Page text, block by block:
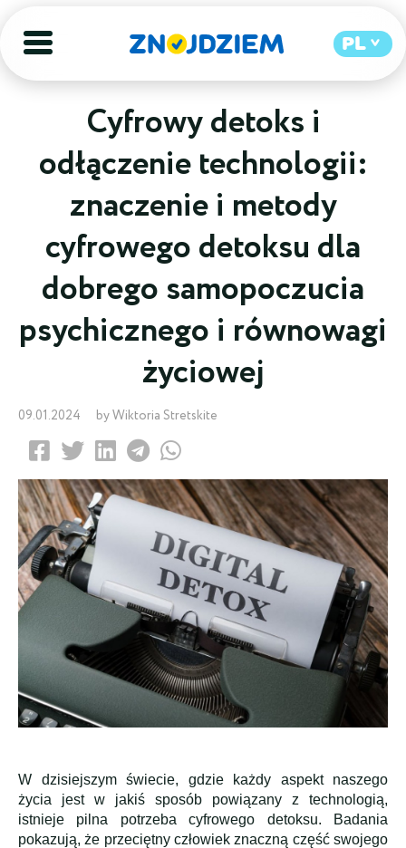
PL
Cyfrowy detoks i
odłączenie technologii:
znaczenie i metody
cyfrowego detoksu dla
dobrego samopoczucia
psychicznego i równowagi
życiowej
09.01.2024 by Wiktoria Stretskite
W dzisiejszym świecie, gdzie każdy aspekt naszego
życia jest w jakiś sposób powiązany z technologią,
istnieje pilna potrzeba cyfrowego detoksu. Badania
pokazują, że przeciętny człowiek znaczną część swojego